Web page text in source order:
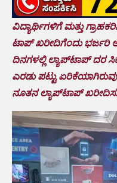
ವಿದ್ಯಾರ್ಥಿಗಳಿಗೆ ಮತ್ತು
ಟಾಪ್ ಖರೀದಿಗೆಂದು ಭರ್ಜರಿ
ದಿನಗಳಲ್ಲಿ ಲ್ಯಾಪ್‌ಟಾಪ್ ದರ
ಎರಡು ಪಟ್ಟು
ನೂತನ ಲ್ಯಾಪ್‌ಟಾಪ್